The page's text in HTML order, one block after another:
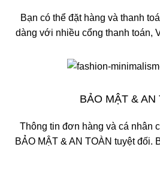
Bạn có thể đặt hàng và thanh
dàng với nhiều cổng thanh toán,
BẢO MẬT & AN
Thông tin đơn hàng và cá nhân
BẢO MẬT & AN TOÀN tuyệt đối.